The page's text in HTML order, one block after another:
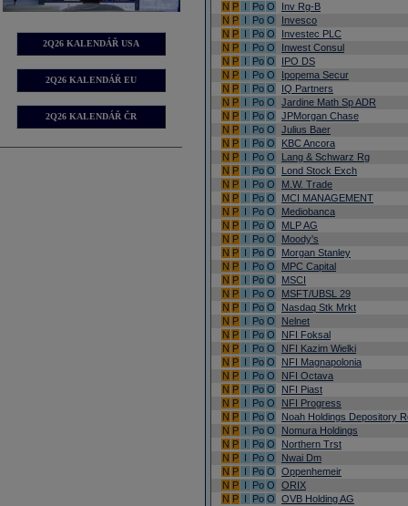
2Q26 KALENDÁŘ USA
2Q26 KALENDÁŘ EU
2Q26 KALENDÁŘ ČR
N P I Po O
Inv Rg-B
N P I Po O
Invesco
N P I Po O
Investec PLC
N P I Po O
Inwest Consul
N P I Po O
IPO DS
N P I Po O
Ipopema Secur
N P I Po O
IQ Partners
N P I Po O
Jardine Math Sp ADR
N P I Po O
JPMorgan Chase
N P I Po O
Julius Baer
N P I Po O
KBC Ancora
N P I Po O
Lang & Schwarz Rg
N P I Po O
Lond Stock Exch
N P I Po O
M.W. Trade
N P I Po O
MCI MANAGEMENT
N P I Po O
Mediobanca
N P I Po O
MLP AG
N P I Po O
Moody's
N P I Po O
Morgan Stanley
N P I Po O
MPC Capital
N P I Po O
MSCI
N P I Po O
MSFT/UBSL 29
N P I Po O
Nasdaq Stk Mrkt
N P I Po O
Nelnet
N P I Po O
NFI Foksal
N P I Po O
NFI Kazim Wielki
N P I Po O
NFI Magnapolonia
N P I Po O
NFI Octava
N P I Po O
NFI Piast
N P I Po O
NFI Progress
N P I Po O
Noah Holdings Depository
N P I Po O
Nomura Holdings
N P I Po O
Northern Trst
N P I Po O
Nwai Dm
N P I Po O
Oppenhemeir
N P I Po O
ORIX
N P I Po O
OVB Holding AG